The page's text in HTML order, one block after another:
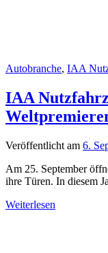
Autobranche, IAA
IAA
Veröffentlicht am 6.
Am 25. September
ihre Türen. In diesem
Weiterlesen